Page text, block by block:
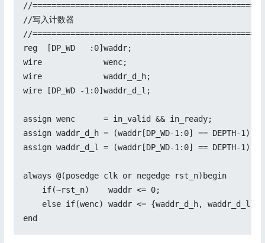
//
//写入计数器
//
reg  [DP_WD   :0]waddr;
wire             wenc;
wire             waddr_d_h;
wire [DP_WD -1:0]waddr_d_l;
assign wenc      = in_valid && in_ready;
assign waddr_d_h = (waddr[DP_WD-1:0] == DEPTH-1) ?
assign waddr_d_l = (waddr[DP_WD-1:0] == DEPTH-1)
always @(posedge clk or negedge rst_n)begin
    if(~rst_n)    waddr <= 0;
    else if(wenc) waddr <= {waddr_d_h, waddr_d_l};
end